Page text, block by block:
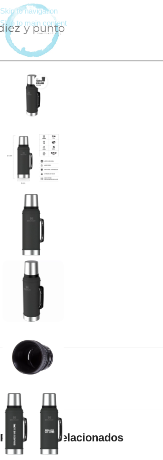
Skip to navigation
Skip to main content
Productos relacionados